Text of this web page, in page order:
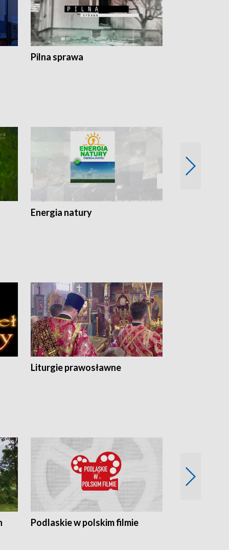
Pilna sprawa
Energia natury
Liturgie prawosławne
Podlaskie w polskim filmie